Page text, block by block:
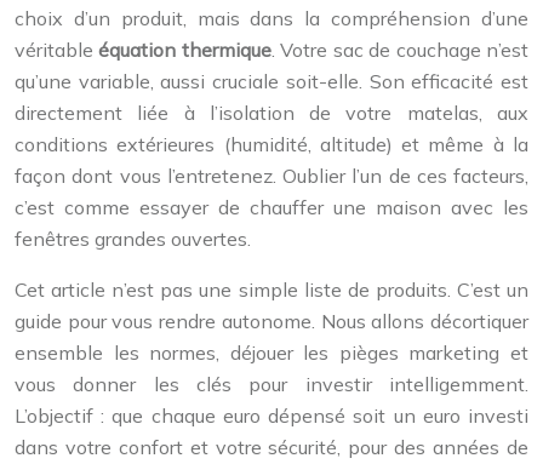
choix d’un produit, mais dans la compréhension d’une
véritableéquation thermique. Votre sac de couchage n’est
qu’une variable, aussi cruciale soit-elle. Son efficacité est
directement liée à l’isolation de votre matelas, aux
conditions extérieures (humidité, altitude) et même à la
façon dont vous l’entretenez. Oublier l’un de ces facteurs,
c’est comme essayer de chauffer une maison avec les
fenêtres grandes ouvertes.
Cet article n’est pas une simple liste de produits. C’est un
guide pour vous rendre autonome. Nous allons décortiquer
ensemble les normes, déjouer les pièges marketing et
vous donner les clés pour investir intelligemment.
L’objectif : que chaque euro dépensé soit un euro investi
dans votre confort et votre sécurité, pour des années de